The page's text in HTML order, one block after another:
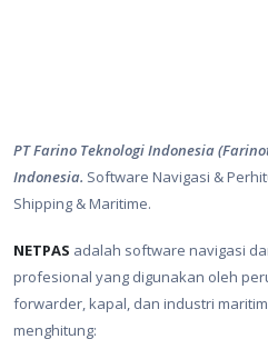
PT Farino Teknologi Indonesia
Indonesia. Software Navigasi &
Shipping & Maritime.
NETPAS adalah software navigasi
profesional yang digunakan oleh
forwarder, kapal, dan industri
menghitung: